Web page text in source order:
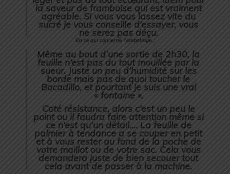
la saveur de framboise qui est vraiment
agréable. Si vous vous lassez vite du
sucré je vous conseille d’essayer, vous
ne serez pas déçu.
En ce qui concerne l’emballage :
Même au bout d’une sortie de 2h30, la
feuille n’est pas du tout mouillée par la
sueur. Juste un peu d’humidité sur les
borde mais pas de quoi toucher le
Bocadillo, et pourtant je suis une vrai
« fontaine ».
Coté résistance, alors c’est un peu le
point ou il faudra faire attention même si
ce n’est qu’un détail…. La feuille de
palmier à tendance a se couper en petit
et à vous rester au fond de la poche de
votre maillot ou de votre sac. Cela vous
demandera juste de bien secouer tout
cela avant de passer à la machine.